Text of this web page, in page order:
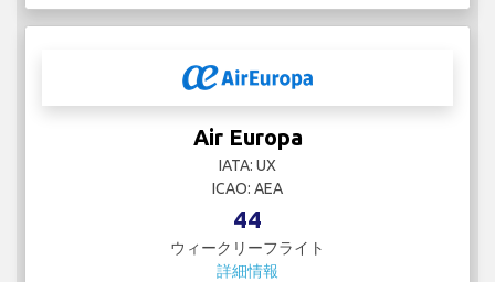
Air Europa
IATA: UX
ICAO: AEA
44
ウィークリーフライト
詳細情報